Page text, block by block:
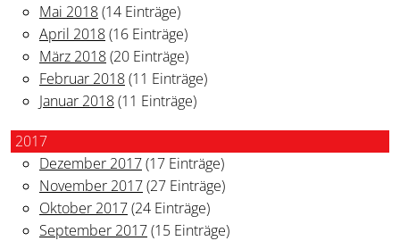
Mai 2018(14 Einträge)
April 2018(16 Einträge)
März 2018(20 Einträge)
Februar 2018(11 Einträge)
Januar 2018(11 Einträge)
2017
Dezember 2017(17 Einträge)
November 2017(27 Einträge)
Oktober 2017(24 Einträge)
September 2017(15 Einträge)